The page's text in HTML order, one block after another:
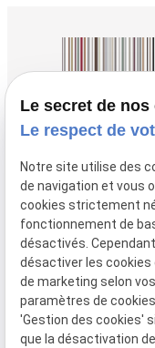
Plan
du site
Le secret de nos
Le respect de
Notre site utilise des
de navigation et vous
cookies strictement
fonctionnement de
désactivés.
désactiver les
de marketing selon
paramètres de
'Gestion des cookies'
que la désactivation